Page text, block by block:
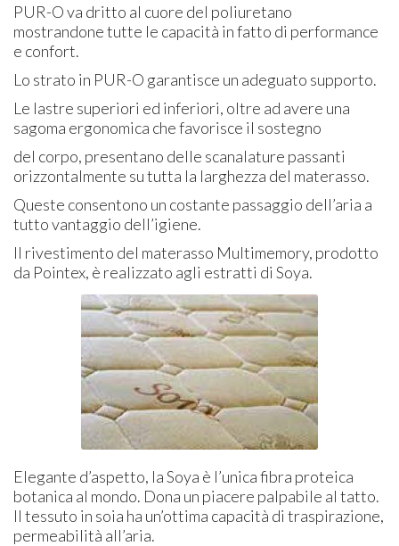
PUR-O va dritto al cuore del poliuretano
mostrandone tutte le capacità in fatto di performance
e confort.
Lo strato in PUR-O garantisce un adeguato supporto.
Le lastre superiori ed inferiori, oltre ad avere una
sagoma ergonomica che favorisce il sostegno
del corpo, presentano delle scanalature passanti
orizzontalmente su tutta la larghezza del materasso.
Queste consentono un costante passaggio dell’aria a
tutto vantaggio dell’igiene.
Il rivestimento del materasso Multimemory, prodotto
da Pointex, è realizzato agli estratti di Soya.
Elegante d’aspetto, la Soya è l’unica fibra proteica
botanica al mondo. Dona un piacere palpabile al tatto.
Il tessuto in soia ha un’ottima capacità di traspirazione,
permeabilità all’aria.